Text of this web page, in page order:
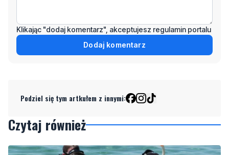
Klikając "dodaj komentarz", akceptujesz regulamin portalu
Dodaj komentarz
Podziel się tym artkułem z innymi:
Czytaj również